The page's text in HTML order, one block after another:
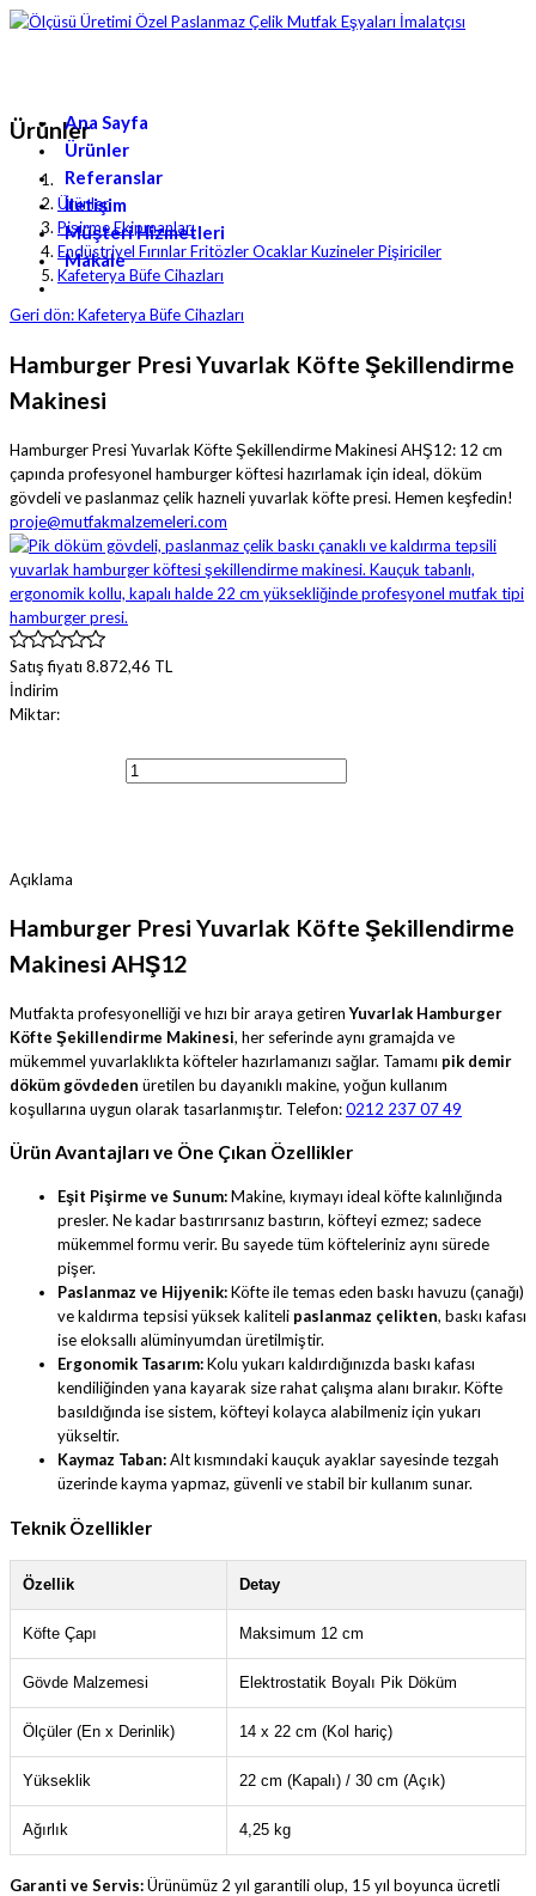
Ana Sayfa
Ürünler
Referanslar
İletişim
Müşteri Hizmetleri
Makale
Ürünler
Ürünler
Pişirme Ekipmanları
Endüstriyel Fırınlar Fritözler Ocaklar Kuzineler Pişiriciler
Kafeterya Büfe Cihazları
Geri dön: Kafeterya Büfe Cihazları
Hamburger Presi Yuvarlak Köfte Şekillendirme
Makinesi
Hamburger Presi Yuvarlak Köfte Şekillendirme Makinesi AHŞ12: 12 cm
çapında profesyonel hamburger köftesi hazırlamak için ideal, döküm
gövdeli ve paslanmaz çelik hazneli yuvarlak köfte presi. Hemen keşfedin!
proje@mutfakmalzemeleri.com
Satış fiyatı 8.872,46 TL
İndirim
Miktar:
Açıklama
Hamburger Presi Yuvarlak Köfte Şekillendirme
Makinesi AHŞ12
Mutfakta profesyonelliği ve hızı bir araya getirenYuvarlak Hamburger
Köfte Şekillendirme Makinesi, her seferinde aynı gramajda ve
mükemmel yuvarlaklıkta köfteler hazırlamanızı sağlar. Tamamı pik demir
döküm gövdeden üretilen bu dayanıklı makine, yoğun kullanım
koşullarına uygun olarak tasarlanmıştır. Telefon:0212 237 07 49
Ürün Avantajları ve Öne Çıkan Özellikler
Eşit Pişirme ve Sunum:Makine, kıymayı ideal köfte kalınlığında
presler. Ne kadar bastırırsanız bastırın, köfteyi ezmez; sadece
mükemmel formu verir. Bu sayede tüm köfteleriniz aynı sürede
pişer.
Paslanmaz ve Hijyenik:Köfte ile temas eden baskı havuzu (çanağı)
ve kaldırma tepsisi yüksek kaliteli paslanmaz çelikten, baskı kafası
ise eloksallı alüminyumdan üretilmiştir.
Ergonomik Tasarım:Kolu yukarı kaldırdığınızda baskı kafası
kendiliğinden yana kayarak size rahat çalışma alanı bırakır. Köfte
basıldığında ise sistem, köfteyi kolayca alabilmeniz için yukarı
yükseltir.
Kaymaz Taban:Alt kısmındaki kauçuk ayaklar sayesinde tezgah
üzerinde kayma yapmaz, güvenli ve stabil bir kullanım sunar.
Teknik Özellikler
Özellik Detay
Köfte Çapı Maksimum 12 cm
Gövde Malzemesi Elektrostatik Boyalı Pik Döküm
Ölçüler (En x Derinlik) 14 x 22 cm (Kol hariç)
Yükseklik 22 cm (Kapalı) / 30 cm (Açık)
Ağırlık 4,25 kg
Garanti ve Servis:Ürünümüz 2 yıl garantili olup, 15 yıl boyunca ücretli